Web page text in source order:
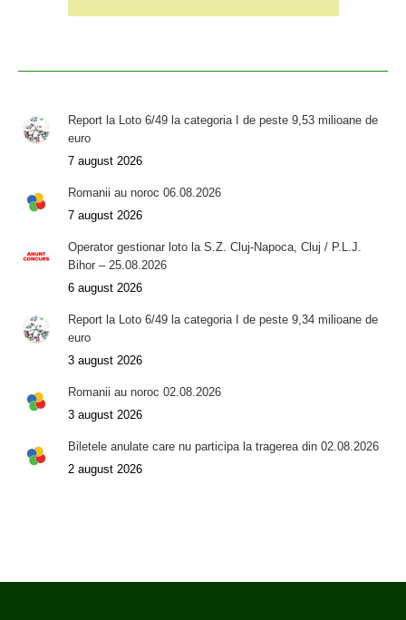
Report la Loto 6/49 la categoria I de peste 9,53 milioane de
euro
7 august 2026
Romanii au noroc 06.08.2026
7 august 2026
Operator gestionar loto la S.Z. Cluj-Napoca, Cluj / P.L.J.
Bihor – 25.08.2026
6 august 2026
Report la Loto 6/49 la categoria I de peste 9,34 milioane de
euro
3 august 2026
Romanii au noroc 02.08.2026
3 august 2026
Biletele anulate care nu participa la tragerea din 02.08.2026
2 august 2026